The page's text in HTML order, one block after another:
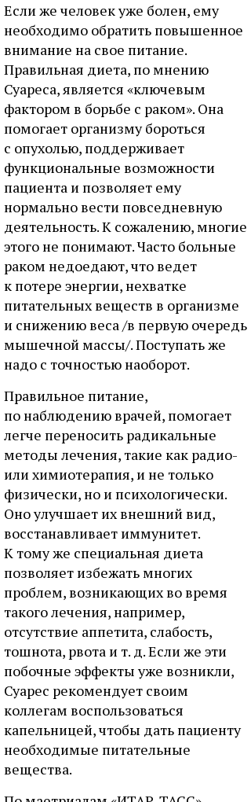
Если же человек уже болен, ему
необходимо обратить повышенное
внимание на свое питание.
Правильная диета, по мнению
Суареса, является «ключевым
фактором в борьбе с раком». Она
помогает организму бороться
с опухолью, поддерживает
функциональные возможности
пациента и позволяет ему
нормально вести повседневную
деятельность. К сожалению, многие
этого не понимают. Часто больные
раком недоедают, что ведет
к потере энергии, нехватке
питательных веществ в организме
и снижению веса /в первую очередь
мышечной массы/. Поступать же
надо с точностью наоборот.
Правильное питание,
по наблюдению врачей, помогает
легче переносить радикальные
методы лечения, такие как радио-
или химиотерапия, и не только
физически, но и психологически.
Оно улучшает их внешний вид,
восстанавливает иммунитет.
К тому же специальная диета
позволяет избежать многих
проблем, возникающих во время
такого лечения, например,
отсутствие аппетита, слабость,
тошнота, рвота и т. д. Если же эти
побочные эффекты уже возникли,
Суарес рекомендует своим
коллегам воспользоваться
капельницей, чтобы дать пациенту
необходимые питательные
вещества.